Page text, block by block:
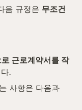
음 규정은 무조건
근로계약서를 작
.
사항은 다음과